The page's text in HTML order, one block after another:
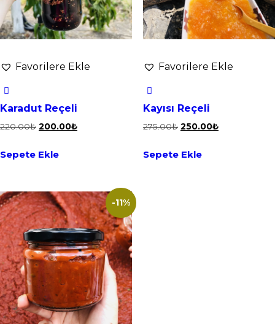
Favorilere Ekle
Karadut Reçeli
220.00₺ 200.00₺
Sepete Ekle
Favorilere Ekle
Kayısı Reçeli
275.00₺ 250.00₺
Sepete Ekle
-11%